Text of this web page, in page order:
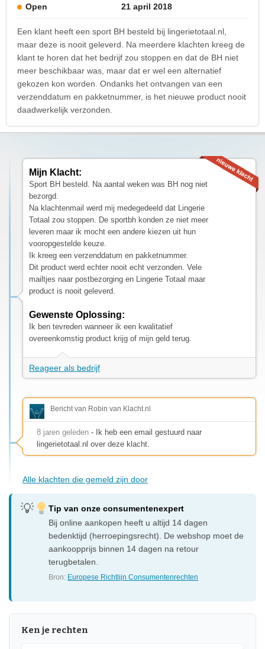
Open 21 april 2018
Een klant heeft een sport BH besteld bij lingerietotaal.nl,
maar deze is nooit geleverd. Na meerdere klachten kreeg de
klant te horen dat het bedrijf zou stoppen en dat de BH niet
meer beschikbaar was, maar dat er wel een alternatief
gekozen kon worden. Ondanks het ontvangen van een
verzenddatum en pakketnummer, is het nieuwe product nooit
daadwerkelijk verzonden.
Mijn Klacht:
Sport BH besteld. Na aantal weken was BH nog niet
bezorgd.
Na klachtenmail werd mij medegedeeld dat Lingerie
Totaal zou stoppen. De sportbh konden ze niet meer
leveren maar ik mocht een andere kiezen uit hun
vooropgestelde keuze.
Ik kreeg een verzenddatum en pakketnummer.
Dit product werd echter nooit echt verzonden. Vele
mailtjes naar postbezorging en Lingerie Totaal maar
product is nooit geleverd.
Gewenste Oplossing:
Ik ben tevreden wanneer ik een kwalitatief
overeenkomstig product krijg of mijn geld terug.
Reageer als bedrijf
Bericht van Robin van Klacht.nl
8 jaren geleden - Ik heb een email gestuurd naar
lingerietotaal.nl over deze klacht.
Alle klachten die gemeld zijn door
Tip van onze consumentenexpert
Bij online aankopen heeft u altijd 14 dagen
bedenktijd (herroepingsrecht). De webshop moet de
aankoopprijs binnen 14 dagen na retour
terugbetalen.
Bron: Europese Richtlijn Consumentenrechten
Ken je rechten